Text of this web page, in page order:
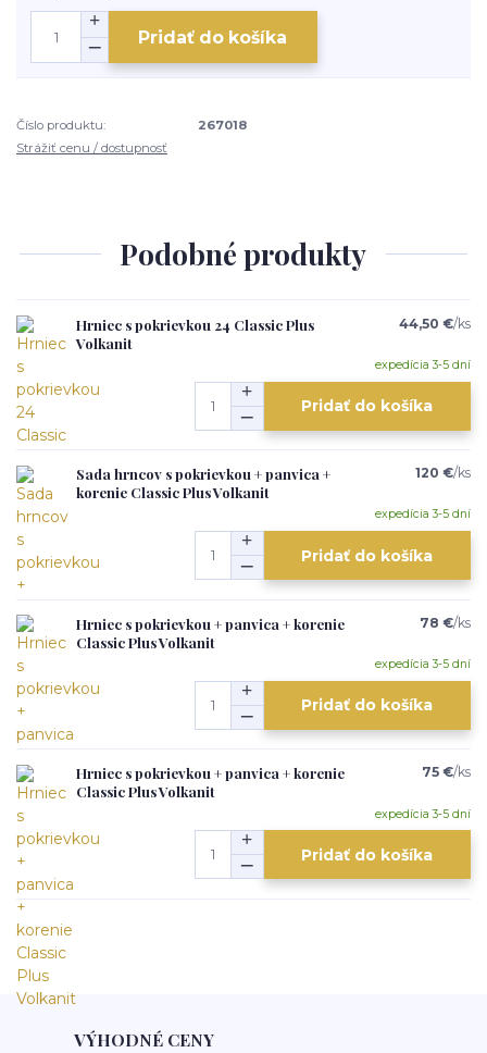
Pridať do košíka
Číslo produktu:
267018
Strážiť cenu / dostupnosť
Podobné produkty
Hrniec s pokrievkou 24 Classic Plus
Volkanit
44,50 €/ks
expedícia 3-5 dní
Pridať do košíka
Sada hrncov s pokrievkou + panvica +
korenie Classic Plus Volkanit
120 €/ks
expedícia 3-5 dní
Pridať do košíka
Hrniec s pokrievkou + panvica + korenie
Classic Plus Volkanit
78 €/ks
expedícia 3-5 dní
Pridať do košíka
Hrniec s pokrievkou + panvica + korenie
Classic Plus Volkanit
75 €/ks
expedícia 3-5 dní
Pridať do košíka
VÝHODNÉ CENY